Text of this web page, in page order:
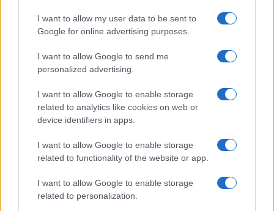
I want to allow my user data to be sent to
Google for online advertising purposes.
I want to allow Google to send me
personalized advertising.
I want to allow Google to enable storage
related to analytics like cookies on web or
device identifiers in apps.
I want to allow Google to enable storage
related to functionality of the website or app.
I want to allow Google to enable storage
related to personalization.
stampa troppo”. In questa cornice, l’intelligenza
forza significativamente disinflazionistica,
aumentando la produttività e rafforzando la
competitività americana”.
Questa lettura si inserisce bene nella narrativa
trumpiana di una crescita sostenuta
dall’innovazione tecnologica, capace di espandersi
senza riaccendere pressioni sui prezzi. È una